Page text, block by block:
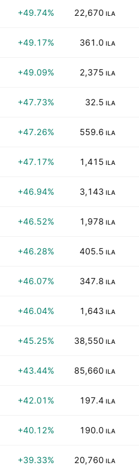
+49.74% 22,670 ILA
+49.17% 361.0 ILA
+49.09% 2,375 ILA
+47.73% 32.5 ILA
+47.26% 559.6 ILA
+47.17% 1,415 ILA
+46.94% 3,143 ILA
+46.52% 1,978 ILA
+46.28% 405.5 ILA
+46.07% 347.8 ILA
+46.04% 1,643 ILA
+45.25% 38,550 ILA
+43.44% 85,660 ILA
+42.01% 197.4 ILA
+40.12% 190.0 ILA
+39.33% 20,760 ILA